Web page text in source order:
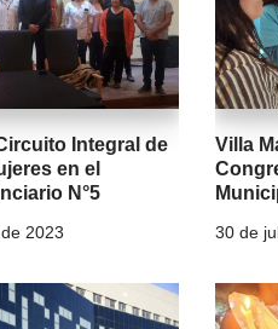
Integral de
en el
N°5
2023
Villa
30 de